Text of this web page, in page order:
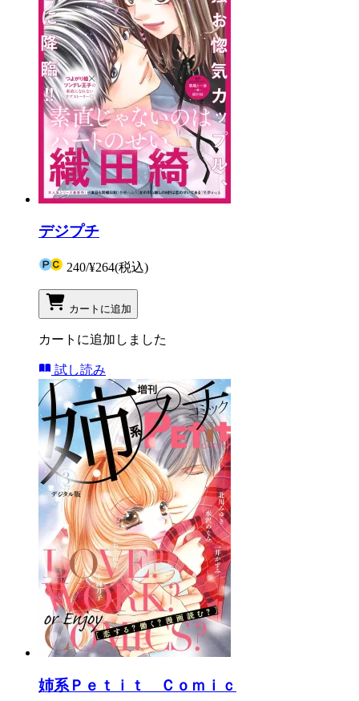
デジプチ
240/¥264(税込)
カートに追加
カートに追加しました
試し読み
姉系Ｐｅｔｉｔ Ｃｏｍｉｃ